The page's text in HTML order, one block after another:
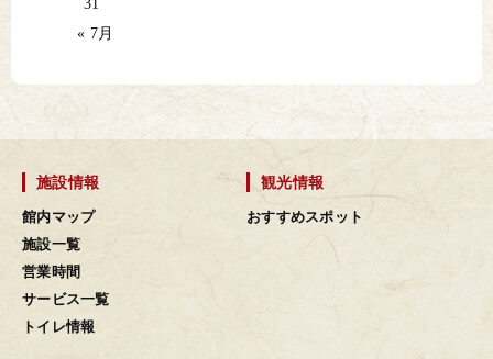
31
« 7月
施設情報
館内マップ
施設一覧
営業時間
サービス一覧
トイレ情報
観光情報
おすすめスポット